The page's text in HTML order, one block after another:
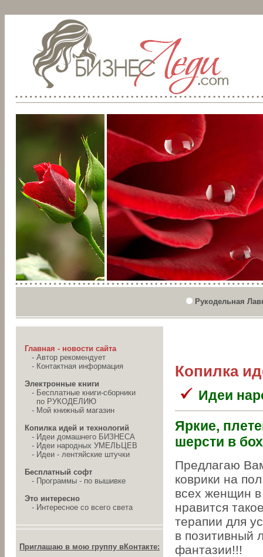
Рукодельная
Главная - новости сайта
- Автор рекомендует
- Контактная информация
Электронные книги
- Бесплатные книги-сборники
по РУКОДЕЛИЮ
- Мой книжный магазин
Копилка идей и технологий
- Идеи домашнего БИЗНЕСА
- Идеи народных УМЕЛЬЦЕВ
- Идеи - лентяйские штучки
Бесплатный софт
- Программы - по вышивке
Это интересно
- Интересное со всего света
Приглашаю в мою группу вКонтакте:
Копилка
Идеи
Яркие,
шерсти в
Предлагаю
коврики на
всех женщин
нравится
терапии для
в позитивный
фантазии!!!